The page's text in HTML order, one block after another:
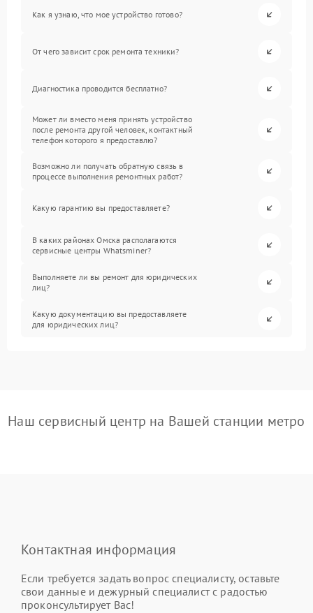
Как я узнаю, что мое устройство готово?
От чего зависит срок ремонта техники?
Диагностика проводится бесплатно?
Может ли вместо меня принять устройство
после ремонта другой человек, контактный
телефон которого я предоставлю?
Возможно ли получать обратную связь в
процессе выполнения ремонтных работ?
Какую гарантию вы предоставляете?
В каких районах Омска располагаются
сервисные центры Whatsminer?
Выполняете ли вы ремонт для юридических
лиц?
Какую документацию вы предоставляете
для юридических лиц?
Наш сервисный центр на Вашей станции метро
Контактная информация
Если требуется задать вопрос специалисту, оставьте
свои данные и дежурный специалист с радостью
проконсультирует Вас!